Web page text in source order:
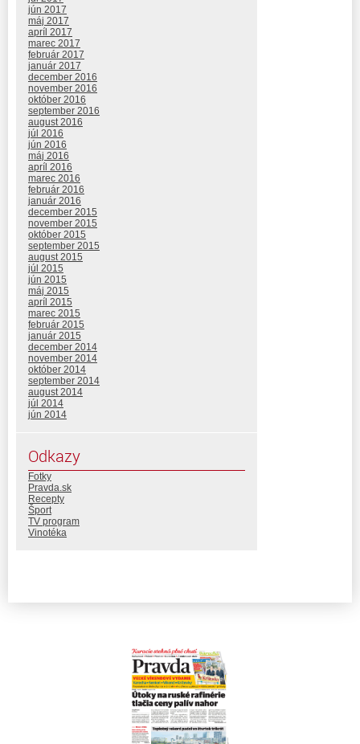
jún 2017
máj 2017
apríl 2017
marec 2017
február 2017
január 2017
december 2016
november 2016
október 2016
september 2016
august 2016
júl 2016
jún 2016
máj 2016
apríl 2016
marec 2016
február 2016
január 2016
december 2015
november 2015
október 2015
september 2015
august 2015
júl 2015
jún 2015
máj 2015
apríl 2015
marec 2015
február 2015
január 2015
december 2014
november 2014
október 2014
september 2014
august 2014
júl 2014
jún 2014
Odkazy
Fotky
Pravda.sk
Recepty
Šport
TV program
Vinotéka